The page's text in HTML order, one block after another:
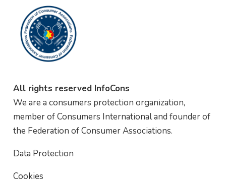
All rights reserved InfoCons
We are a consumers protection organization,
member of Consumers International and founder of
the Federation of Consumer Associations.
Data Protection
Cookies